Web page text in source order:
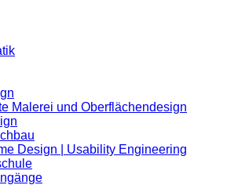
Malerei und Oberflächendesign
Design | Usability Engineering